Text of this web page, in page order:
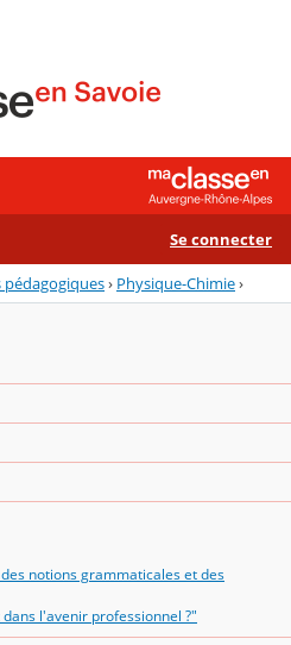
Se connecter
pédagogiques› Physique-Chimie›
notions grammaticales et des
l'avenir professionnel ?"